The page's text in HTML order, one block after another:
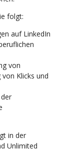
folgt:
auf LinkedIn
von
Klicks und
in der
Unlimited